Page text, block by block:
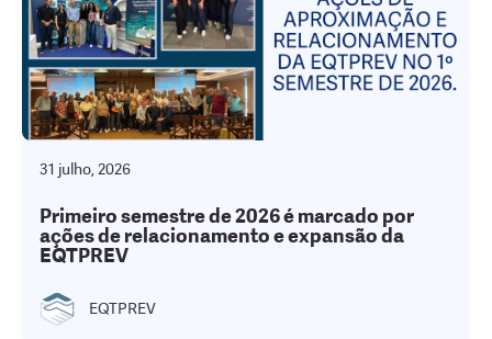
31 julho, 2026
Primeiro semestre de 2026 é marcado por
ações de relacionamento e expansão da
EQTPREV
EQTPREV